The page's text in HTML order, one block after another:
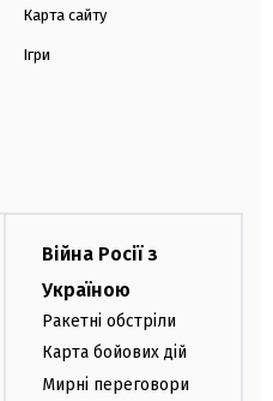
Карта сайту
Ігри
Війна Росії з
Україною
Ракетні обстріли
Карта бойових дій
Мирні переговори